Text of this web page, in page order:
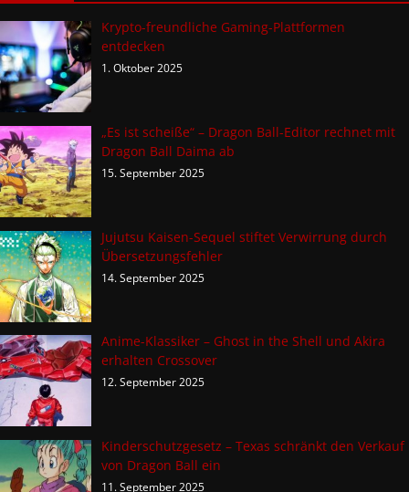
Krypto-freundliche Gaming-Plattformen
entdecken
1. Oktober 2025
„Es ist scheiße“ – Dragon Ball-Editor rechnet mit
Dragon Ball Daima ab
15. September 2025
Jujutsu Kaisen-Sequel stiftet Verwirrung durch
Übersetzungsfehler
14. September 2025
Anime-Klassiker – Ghost in the Shell und Akira
erhalten Crossover
12. September 2025
Kinderschutzgesetz – Texas schränkt den Verkauf
von Dragon Ball ein
11. September 2025